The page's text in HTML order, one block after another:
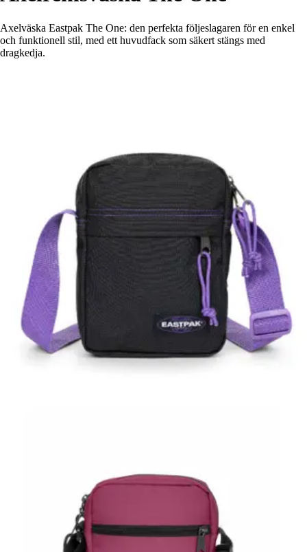
Axelväska Eastpak The One: den perfekta följeslagaren för en enkel
och funktionell stil, med ett huvudfack som säkert stängs med
dragkedja.